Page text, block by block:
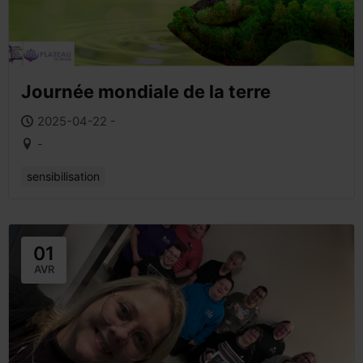
Journée mondiale de la terre
2025-04-22 -
-
sensibilisation
01
AVR